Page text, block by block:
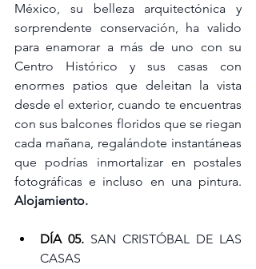
México, su belleza arquitectónica y
sorprendente conservación, ha valido
para enamorar a más de uno con su
Centro Histórico y sus casas con
enormes patios que deleitan la vista
desde el exterior, cuando te encuentras
con sus balcones floridos que se riegan
cada mañana, regalándote instantáneas
que podrías inmortalizar en postales
Alojamiento.
DÍA 05. SAN CRISTÓBAL DE LAS
CASAS